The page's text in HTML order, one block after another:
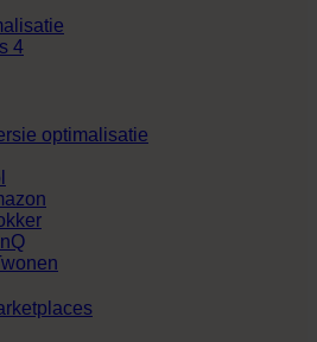
4
optimalisatie